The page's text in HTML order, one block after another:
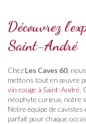
Découvrez
Saint-André
ChezLes Caves 60 ,
mettons tout en œuvre
vin rouge à Saint-André.
néophyte curieux, notre
Notre équipe de cavistes
parfait pour chaque